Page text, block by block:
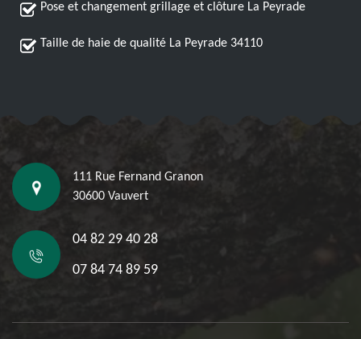
Pose et changement grillage et clôture La Peyrade
Taille de haie de qualité La Peyrade 34110
111 Rue Fernand Granon
30600 Vauvert
04 82 29 40 28
07 84 74 89 59